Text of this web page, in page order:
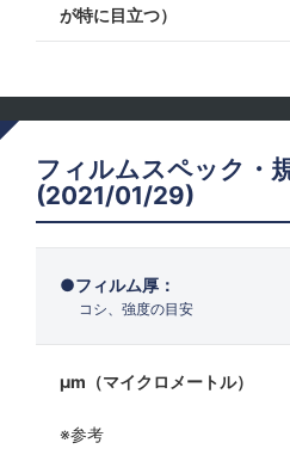
が特に目立つ）
フィルムスペック・
(2021/01/29)
フィルム厚：
コシ、強度の目安
μm（マイクロメートル）
※参考